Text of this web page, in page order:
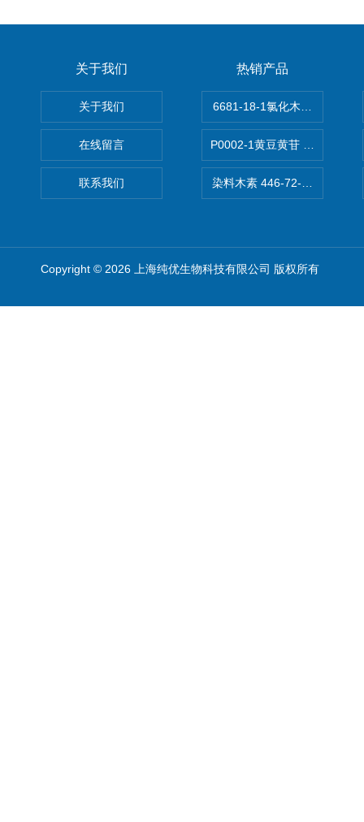
关于我们
关于我们
在线留言
联系我们
热销产品
6681-18-1氯化木兰花碱
P0002-1黄豆黄苷 40246-10-
染料木素 446-72-0
Copyright © 2026 上海纯优生物科技有限公司 版权所有